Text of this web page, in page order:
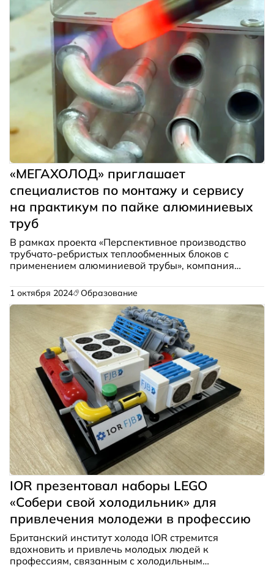
«МЕГАХОЛОД» приглашает
специалистов по монтажу и сервису
на практикум по пайке алюминиевых
труб
В рамках проекта «Перспективное производство
трубчато-ребристых теплообменных блоков с
применением алюминиевой трубы», компания
монтажно-сервисных групп для получения
навыков пайки алюминиевых труб на свою
производственную площадку.
1 октября 2024 Образование
IOR презентовал наборы LEGO
«Собери свой холодильник» для
привлечения молодежи в профессию
Британский институт холода IOR стремится
вдохновить и привлечь молодых людей к
профессиям, связанным с холодильным